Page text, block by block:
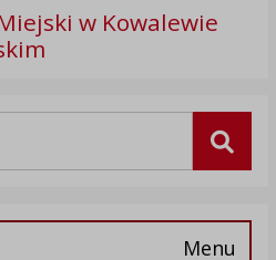
w Kowalewie
Menu